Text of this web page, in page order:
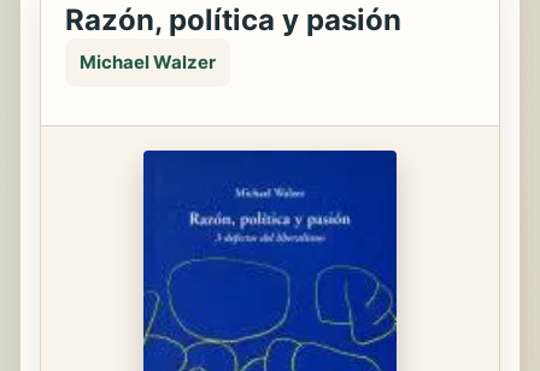
Razón, política y pasión
Michael Walzer